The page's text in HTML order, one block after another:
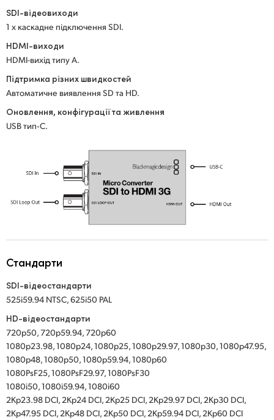
Poland
Singapore
South Africa
Spain
Chinese Taipei
Turkey
United States
SDI-відеовиходи
1 x каскадне підключення SDI.
HDMI-виходи
HDMI-вихід типу А.
Підтримка різних швидкостей
Автоматичне виявлення SD та HD.
Оновлення, конфігурації та живлення
USB тип‑C.
Стандарти
SDI-відеостандарти
525i59.94 NTSC, 625i50 PAL
HD-відеостандарти
720p50, 720p59.94, 720p60
1080p23.98, 1080p24, 1080p25, 1080p29.97, 1080p30, 1080p47.95,
1080p48, 1080p50, 1080p59.94, 1080p60
1080PsF25, 1080PsF29.97, 1080PsF30
1080i50, 1080i59.94, 1080i60
2Kp23.98 DCI, 2Kp24 DCI, 2Kp25 DCI, 2Kp29.97 DCI, 2Kp30 DCI,
2Kp47.95 DCI, 2Kp48 DCI, 2Kp50 DCI, 2Kp59.94 DCI, 2Kp60 DCI